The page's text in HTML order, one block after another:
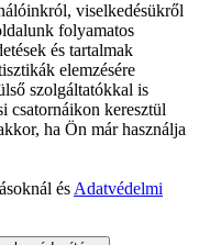
viselkedésükről
folyamatos
és tartalmak
elemzésére
szolgáltatókkal is
csatornáikon keresztül
ha Ön már használja
és Adatvédelmi